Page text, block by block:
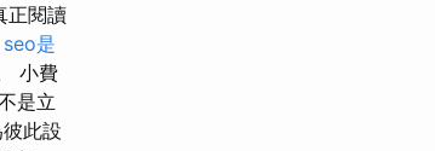
正閱讀
seo是
小費
是立
此設